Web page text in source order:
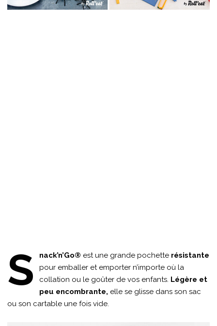
S nack’n’Go® est une grande pochette résistante
pour emballer et emporter n’importe où la
collation ou le goûter de vos enfants. Légère et
peu encombrante, elle se glisse dans son sac
ou son cartable une fois vide.